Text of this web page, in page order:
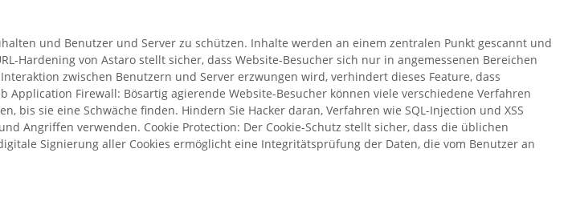
und Benutzer und Server zu schützen. Inhalte werden an einem zentralen Punkt gescannt und
Hardening von Astaro stellt sicher, dass Website-Besucher sich nur in angemessenen Bereichen
zwischen Benutzern und Server erzwungen wird, verhindert dieses Feature, dass
Firewall: Bösartig agierende Website-Besucher können viele verschiedene Verfahren
sie eine Schwäche finden. Hindern Sie Hacker daran, Verfahren wie SQL-Injection und XSS
Angriffen verwenden. Cookie Protection: Der Cookie-Schutz stellt sicher, dass die üblichen
Signierung aller Cookies ermöglicht eine Integritätsprüfung der Daten, die vom Benutzer an